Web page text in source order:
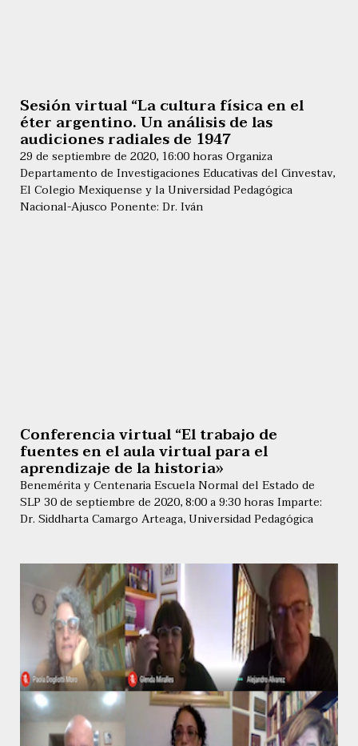
Sesión virtual “La cultura física en el
éter argentino. Un análisis de las
audiciones radiales de 1947
29 de septiembre de 2020, 16:00 horas Organiza
Departamento de Investigaciones Educativas del Cinvestav,
El Colegio Mexiquense y la Universidad Pedagógica
Nacional-Ajusco Ponente: Dr. Iván
Conferencia virtual “El trabajo de
fuentes en el aula virtual para el
aprendizaje de la historia»
Benemérita y Centenaria Escuela Normal del Estado de
SLP 30 de septiembre de 2020, 8:00 a 9:30 horas Imparte:
Dr. Siddharta Camargo Arteaga, Universidad Pedagógica